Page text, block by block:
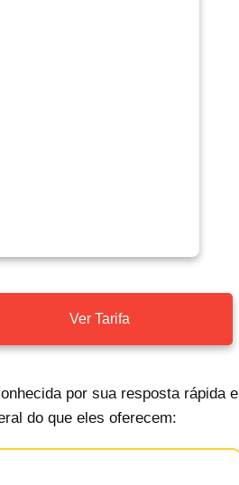
Ver Tarifa
por sua resposta rápida e
do que eles oferecem: